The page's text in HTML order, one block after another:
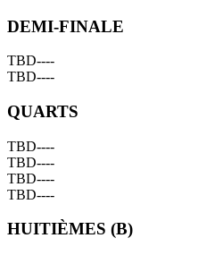
DEMI-FINALE
TBD----
TBD----
QUARTS
TBD----
TBD----
TBD----
TBD----
HUITIÈMES (B)